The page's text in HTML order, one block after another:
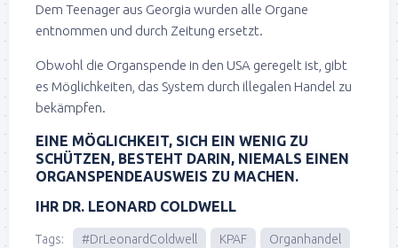
Dem Teenager aus Georgia wurden alle Organe
entnommen und durch Zeitung ersetzt.
Obwohl die Organspende in den USA geregelt ist, gibt
es Möglichkeiten, das System durch illegalen Handel zu
bekämpfen.
EINE MÖGLICHKEIT, SICH EIN WENIG ZU
SCHÜTZEN, BESTEHT DARIN, NIEMALS EINEN
ORGANSPENDEAUSWEIS ZU MACHEN.
IHR DR. LEONARD COLDWELL
Tags: #DrLeonardColdwell KPAF
Organhandel